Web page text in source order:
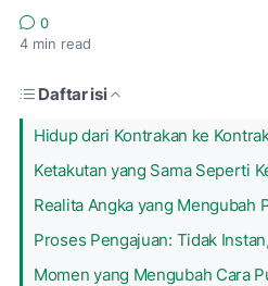
0
4 min read
Daftar isi
Hidup dari Kontrakan ke
Ketakutan yang Sama Seperti
Realita Angka yang Mengubah
Proses Pengajuan: Tidak
Momen yang Mengubah Cara